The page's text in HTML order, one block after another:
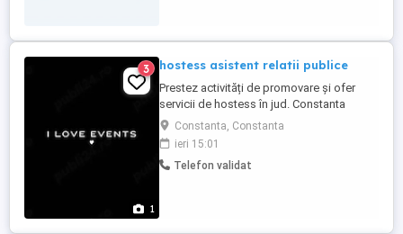
1
3 hostess asistent relatii publice
Prestez activități de promovare și ofer
servicii de hostess în jud. Constanta
Promovare 6 ore 250 Ron Hostess
eveniment târg Expo sau restaurant 6 ore
300 ron Pentru colaborări pe termen lung
5+2 zile 4500 Ron Tik tok @yusia001
Constanta, Constanta
ieri 15:01
Telefon validat